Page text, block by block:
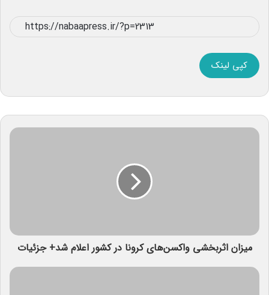
کپی لینک
میزان اثربخشی واکسن‌های کرونا در کشور اعلام شد+ جزئیات